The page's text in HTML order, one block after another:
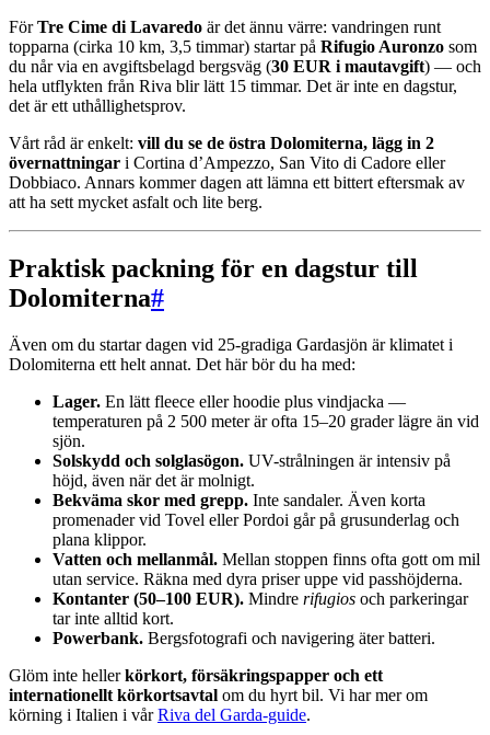
FörTre Cime di Lavaredo är det ännu värre: vandringen runt
topparna (cirka 10 km, 3,5 timmar) startar på Rifugio Auronzo som
du når via en avgiftsbelagd bergsväg (30 EUR i mautavgift) — och
hela utflykten från Riva blir lätt 15 timmar. Det är inte en dagstur,
det är ett uthållighetsprov.
Vårt råd är enkelt: vill du se de östra Dolomiterna, lägg in 2
övernattningar i Cortina d’Ampezzo, San Vito di Cadore eller
Dobbiaco. Annars kommer dagen att lämna ett bittert eftersmak av
att ha sett mycket asfalt och lite berg.
Praktisk packning för en dagstur till
Dolomiterna#
Även om du startar dagen vid 25-gradiga Gardasjön är klimatet i
Dolomiterna ett helt annat. Det här bör du ha med:
Lager. En lätt fleece eller hoodie plus vindjacka —
temperaturen på 2 500 meter är ofta 15–20 grader lägre än vid
sjön.
Solskydd och solglasögon. UV-strålningen är intensiv på
höjd, även när det är molnigt.
Bekväma skor med grepp. Inte sandaler. Även korta
promenader vid Tovel eller Pordoi går på grusunderlag och
plana klippor.
Vatten och mellanmål. Mellan stoppen finns ofta gott om mil
utan service. Räkna med dyra priser uppe vid passhöjderna.
Kontanter (50–100 EUR). Mindre rifugios och parkeringar
tar inte alltid kort.
Powerbank. Bergsfotografi och navigering äter batteri.
Glöm inte hellerkörkort, försäkringspapper och ett
internationellt körkortsavtal om du hyrt bil. Vi har mer om
körning i Italien i vårRiva del Garda-guide.